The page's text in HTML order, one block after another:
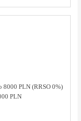
8000 PLN (RRSO 0%)
PLN